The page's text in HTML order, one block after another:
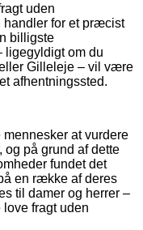
uden
handler for et præcist
billigste
ligegyldigt om du
Gilleleje – vil være
afhentningssted.
at vurdere
og på grund af dette
fundet det
en række af deres
til damer og herrer –
fragt uden